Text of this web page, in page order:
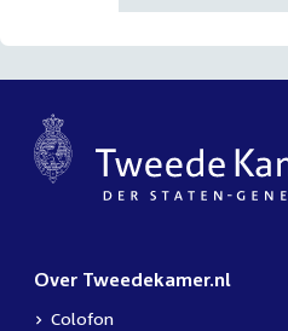
Over Tweedekamer.nl
Colofon